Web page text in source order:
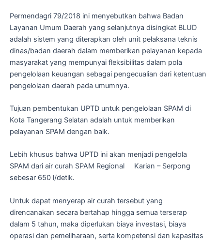
Permendagri 79/2018 ini menyebutkan bahwa Badan
Layanan Umum Daerah yang selanjutnya disingkat BLUD
adalah sistem yang diterapkan oleh unit pelaksana teknis
dinas/badan daerah dalam memberikan pelayanan kepada
masyarakat yang mempunyai fleksibilitas dalam pola
pengelolaan keuangan sebagai pengecualian dari ketentuan
pengelolaan daerah pada umumnya.
Tujuan pembentukan UPTD untuk pengelolaan SPAM di
Kota Tangerang Selatan adalah untuk memberikan
pelayanan SPAM dengan baik.
Lebih khusus bahwa UPTD ini akan menjadi pengelola
SPAM dari air curah SPAM Regional Karian – Serpong
sebesar 650 l/detik.
Untuk dapat menyerap air curah tersebut yang
direncanakan secara bertahap hingga semua terserap
dalam 5 tahun, maka diperlukan biaya investasi, biaya
operasi dan pemeliharaan, serta kompetensi dan kapasitas